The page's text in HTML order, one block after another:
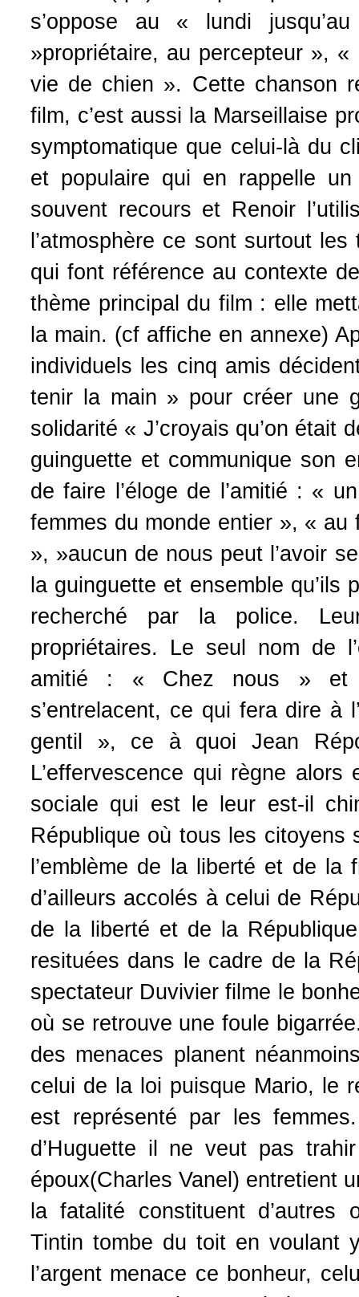
s’oppose au « lundi
»propriétaire, au percepteur »,
vie de chien ». Cette chanson
film, c’est aussi la Marseillaise
symptomatique que celui-là du
et populaire qui en rappelle
souvent recours et Renoir
l’atmosphère ce sont surtout
qui font référence au contexte
thème principal du film : elle
la main. (cf affiche en annexe)
individuels les cinq amis
tenir la main » pour créer une
solidarité « J’croyais qu’on était
guinguette et communique son
de faire l’éloge de l’amitié : «
femmes du monde entier », «
», »aucun de nous peut l’avoir
la guinguette et ensemble
recherché par la police.
propriétaires. Le seul nom de
amitié : « Chez nous » et
s’entrelacent, ce qui fera dire à
gentil », ce à quoi Jean
L’effervescence qui règne
sociale qui est le leur est-il
République où tous les
l’emblème de la liberté et de
d’ailleurs accolés à celui de
de la liberté et de la
resituées dans le cadre de la
spectateur Duvivier filme le
où se retrouve une foule
des menaces planent
celui de la loi puisque Mario, le
est représenté par les
d’Huguette il ne veut pas
époux(Charles Vanel) entretient
la fatalité constituent d’autres
Tintin tombe du toit en voulant
l’argent menace ce bonheur,